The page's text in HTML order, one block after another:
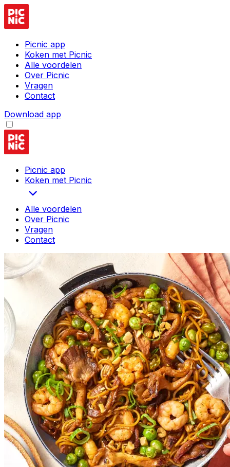
Picnic app
Koken met Picnic
Alle voordelen
Over Picnic
Vragen
Contact
Download app
Picnic app
Koken met Picnic
Alle voordelen
Over Picnic
Vragen
Contact